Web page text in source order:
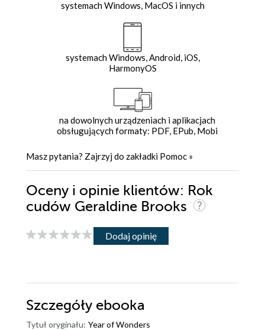
systemach Windows, MacOS i innych
systemach Windows, Android, iOS,
HarmonyOS
na dowolnych urządzeniach i aplikacjach
obsługujących formaty: PDF, EPub, Mobi
Masz pytania? Zajrzyj do zakładki Pomoc »
Oceny i opinie klientów: Rok
cudów Geraldine Brooks
Dodaj opinię
Szczegóły ebooka
Tytuł oryginału: Year of Wonders